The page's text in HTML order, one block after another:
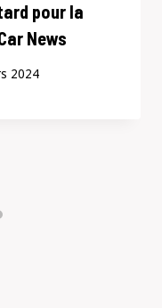
pour la
News
2024